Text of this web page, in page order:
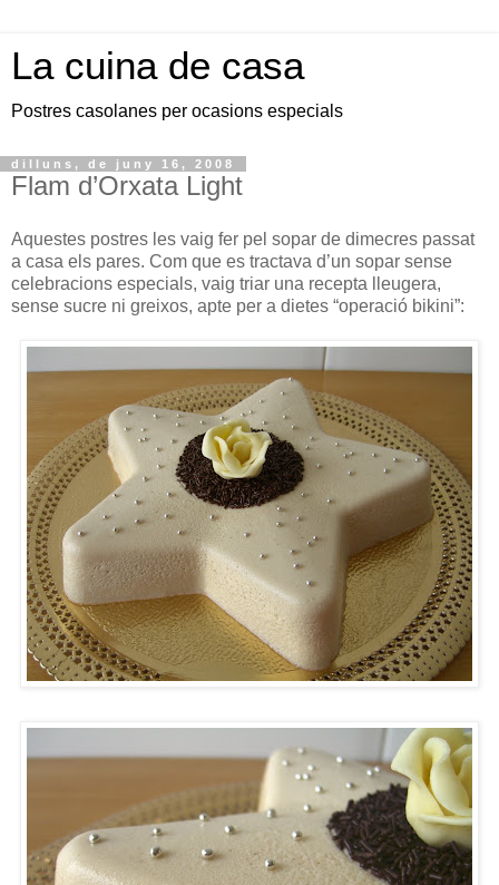
La cuina de casa
Postres casolanes per ocasions especials
dilluns, de juny 16, 2008
Flam d’Orxata Light
Aquestes postres les vaig fer pel sopar de dimecres passat
a casa els pares. Com que es tractava d’un sopar sense
celebracions especials, vaig triar una recepta lleugera,
sense sucre ni greixos, apte per a dietes “operació bikini”: